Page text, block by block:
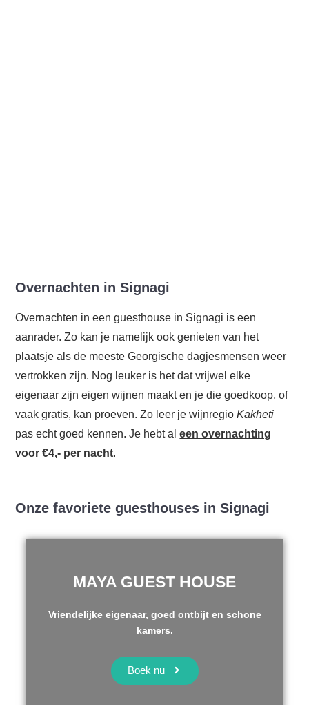
Overnachten in Signagi
Overnachten in een guesthouse in Signagi is een
aanrader. Zo kan je namelijk ook genieten van het
plaatsje als de meeste Georgische dagjesmensen weer
vertrokken zijn. Nog leuker is het dat vrijwel elke
eigenaar zijn eigen wijnen maakt en je die goedkoop, of
vaak gratis, kan proeven. Zo leer je wijnregioKakheti
pas echt goed kennen. Je hebt aleen overnachting
voor €4,- per nacht.
Onze favoriete guesthouses in Signagi
MAYA GUEST HOUSE
Vriendelijke eigenaar, goed ontbijt en schone
kamers.
Boek nu